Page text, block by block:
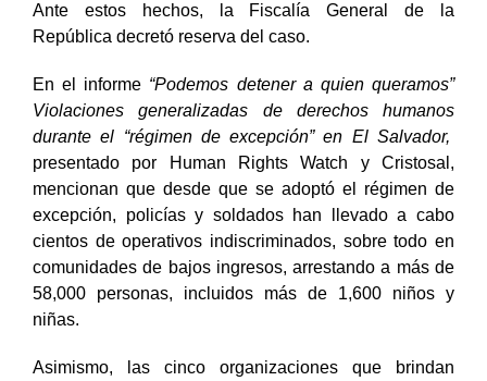
Ante estos hechos, la Fiscalía General de la
República decretó reserva del caso.
En el informe “Podemos detener a quien queramos”
Violaciones generalizadas de derechos humanos
durante el “régimen de excepción” en El Salvador,
presentado por Human Rights Watch y Cristosal,
mencionan que desde que se adoptó el régimen de
excepción, policías y soldados han llevado a cabo
cientos de operativos indiscriminados, sobre todo en
comunidades de bajos ingresos, arrestando a más de
58,000 personas, incluidos más de 1,600 niños y
niñas.
Asimismo, las cinco organizaciones que brindan